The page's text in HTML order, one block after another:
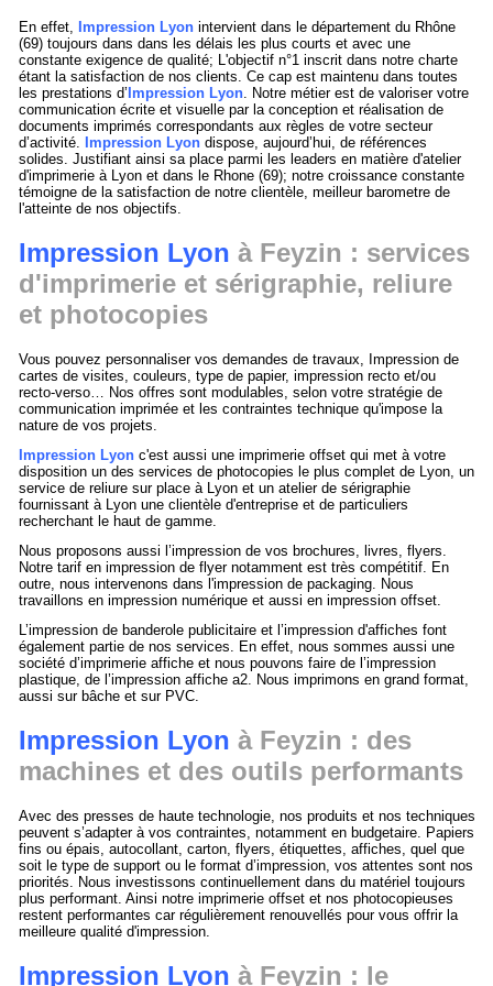
En effet, Impression Lyon intervient dans le département du Rhône
(69) toujours dans dans les délais les plus courts et avec une
constante exigence de qualité; L'objectif n°1 inscrit dans notre charte
étant la satisfaction de nos clients. Ce cap est maintenu dans toutes
les prestations d’ Impression Lyon. Notre métier est de valoriser votre
communication écrite et visuelle par la conception et réalisation de
documents imprimés correspondants aux règles de votre secteur
d’activité. Impression Lyon dispose, aujourd’hui, de références
solides. Justifiant ainsi sa place parmi les leaders en matière d'atelier
d'imprimerie à Lyon et dans le Rhone (69); notre croissance constante
témoigne de la satisfaction de notre clientèle, meilleur barometre de
l'atteinte de nos objectifs.
Impression Lyon à Feyzin : services
d'imprimerie et sérigraphie, reliure
et photocopies
Vous pouvez personnaliser vos demandes de travaux, Impression de
cartes de visites, couleurs, type de papier, impression recto et/ou
recto-verso… Nos offres sont modulables, selon votre stratégie de
communication imprimée et les contraintes technique qu'impose la
nature de vos projets.
Impression Lyon c'est aussi une imprimerie offset qui met à votre
disposition un des services de photocopies le plus complet de Lyon, un
service de reliure sur place à Lyon et un atelier de sérigraphie
fournissant à Lyon une clientèle d'entreprise et de particuliers
recherchant le haut de gamme.
Nous proposons aussi l’impression de vos brochures, livres, flyers.
Notre tarif en impression de flyer notamment est très compétitif. En
outre, nous intervenons dans l'impression de packaging. Nous
travaillons en impression numérique et aussi en impression offset.
L’impression de banderole publicitaire et l’impression d'affiches font
également partie de nos services. En effet, nous sommes aussi une
société d’imprimerie affiche et nous pouvons faire de l’impression
plastique, de l’impression affiche a2. Nous imprimons en grand format,
aussi sur bâche et sur PVC.
Impression Lyon à Feyzin : des
machines et des outils performants
Avec des presses de haute technologie, nos produits et nos techniques
peuvent s’adapter à vos contraintes, notamment en budgetaire. Papiers
fins ou épais, autocollant, carton, flyers, étiquettes, affiches, quel que
soit le type de support ou le format d’impression, vos attentes sont nos
priorités. Nous investissons continuellement dans du matériel toujours
plus performant. Ainsi notre imprimerie offset et nos photocopieuses
restent performantes car régulièrement renouvellés pour vous offrir la
meilleure qualité d'impression.
Impression Lyon à Feyzin : le